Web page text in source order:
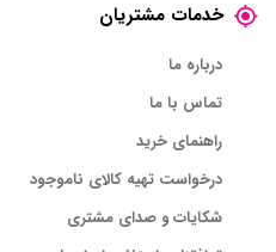
خدمات مشتریان
درباره ما
تماس با ما
راهنمای خرید
درخواست تهیه کالای ناموجود
شکایات و صدای مشتری